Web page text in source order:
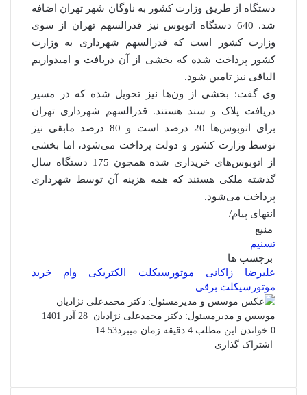
دستگاه از طریق وزارت کشور به ناوگان شهر تهران اضافه
شد. 640 دستگاه اتوبوس نیز قدرالسهم تهران از سوی
وزارت کشور است که قدرالسهم شهرداری به وزارت
کشور پرداخت شده که بخشی از آن دریافت و امیدواریم
الباقی نیز تامین شود.
وی گفت: بخشی از ون‌ها نیز تحویل شده که در مسیر
دریافت پلاک و سند هستند. قدرالسهم شهرداری تهران
برای اتوبوس‌ها 20 درصد است و 80 درصد مابقی نیز
توسط وزارت کشور و دولت پرداخت می‌شود، اما بخشی
از اتوبوس‌های خریداری شده همچون 175 دستگاه سال
گذشته ملکی هستند که همه هزینه آن توسط شهرداری
پرداخت می‌شود.
انتهای پیام/
منبع
تسنیم
برچسب ها
علیرضا زاکانی
موتورسیکلت الکتریکی
وام خرید
موتورسیکلت برقی
موسس و مدیرمسئول: دکتر محمدعلی نژادیان ارسال 28 آذر 1401
14:53
0 خواندن این مطلب 4 دقیقه زمان میبرد
اشتراک گذاری
از